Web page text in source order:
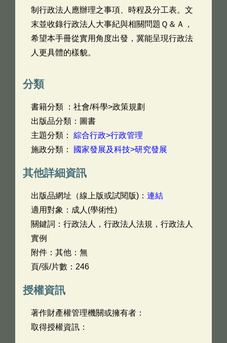
制行政法人應辦理之事項、時程及分工表。文
末並收錄行政法人大事紀與相關問題Ｑ＆Ａ，
希望本手冊從實用角度出發，冀能呈現行政法
人更具體的樣貌。
分類
書籍分類 ：社會/科學>政策規劃
出版品分類：圖書
主題分類： 綜合行政>行政管理
施政分類：
國家發展及科技>研究發展
其他詳細資訊
出版品網址（線上版或試閱版)： 連結
適用對象：成人(學術性)
關鍵詞：行政法人，行政法人法規，行政法人
實例
附件：其他：無
頁/張/片數：246
授權資訊
著作財產權管理機關或擁有者：
取得授權資訊：